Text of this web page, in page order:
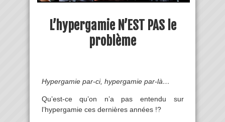
L’hypergamie N’EST PAS le
problème
Hypergamie par-ci, hypergamie par-là…
Qu’est-ce qu’on n’a pas entendu sur
l’hypergamie ces dernières années !?